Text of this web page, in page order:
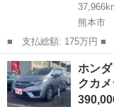
熊本市
■ 支払総額: 175万円 ■ 車両本体価格： 1,598,000 円 ■ メーカー
名： ホンダ ■ 車種名
クロスター ＥＴＣ ナ
ＴＣ スマ...
熊本 熊本市 フ
ホン
クカ